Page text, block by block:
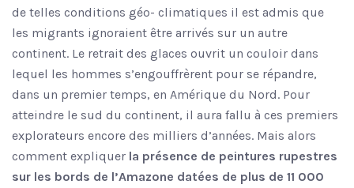
de telles conditions géo- climatiques il est admis que
les migrants ignoraient être arrivés sur un autre
continent. Le retrait des glaces ouvrit un couloir dans
lequel les hommes s’engouffrèrent pour se répandre,
dans un premier temps, en Amérique du Nord. Pour
atteindre le sud du continent, il aura fallu à ces premiers
explorateurs encore des milliers d’années. Mais alors
comment expliquer la présence de peintures rupestres
sur les bords de l’Amazone datées de plus de 11 000